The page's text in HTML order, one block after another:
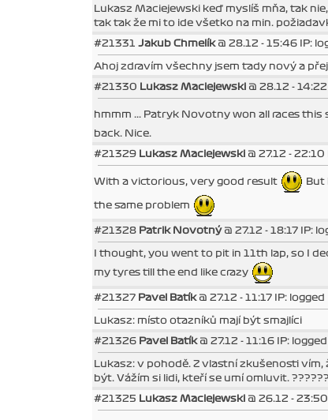
Lukasz Maciejewski keď myslíš mňa, tak
tak tak že mi to ide všetko na min.
#21331 Jakub Chmelík@ 28.12 - 15:46 IP:
Ahoj zdravím všechny jsem tady nový a
#21330 Lukasz Maciejewski @ 28.12 -
hmmm ... Patryk Novotny won all races this
back. Nice.
#21329 Lukasz Maciejewski @ 27.12 - 22:10
With a victorious, very good result But
the same problem
#21328 Patrik Novotný@ 27.12 - 18:17 IP:
I thought, you went to pit in 11th lap, so I
my tyres till the end like crazy
#21327 Pavel Batík@ 27.12 - 11:17 IP: logged
Lukasz: místo otazníků mají být smajlíci
#21326 Pavel Batík@ 27.12 - 11:16 IP: logged
Lukasz: v pohodě. Z vlastní zkušenosti
být. Vážím si lidi, kteří se umí omluvit.
#21325 Lukasz Maciejewski @ 26.12 -